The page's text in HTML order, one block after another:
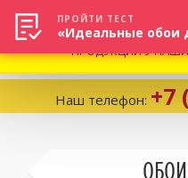
Наш телефон: +7
ОБОИ
ВНИМАНИЕ! В СВЯЗИ С
УТОЧНЯТЬ АКТУАЛЬНУЮ
ПРОДУКЦИИ У
ПРОЙТИ ТЕСТ